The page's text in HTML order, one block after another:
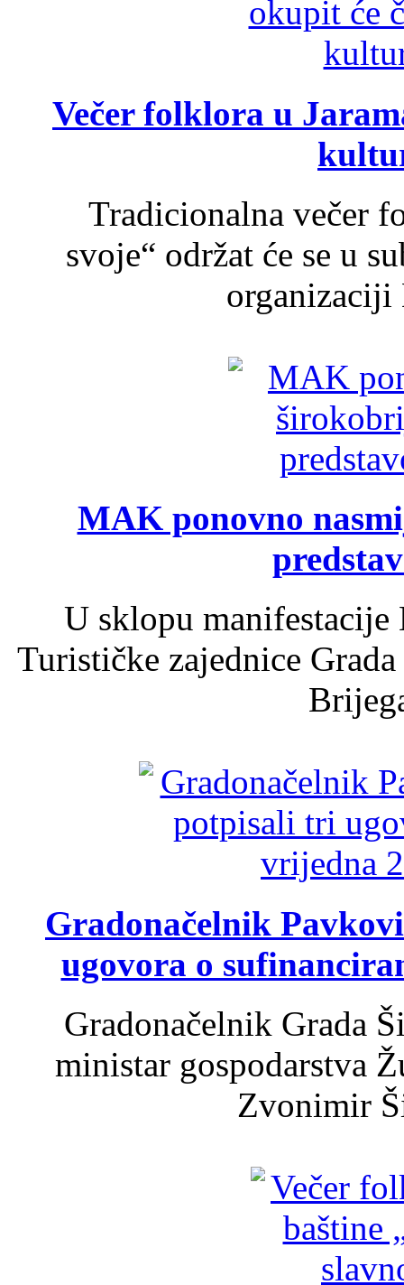
Večer folklora u
Tradicionalna večer
svoje“ održat će se u
organizaciji
MAK ponovno
U sklopu
Turističke zajednice
Gradonačelnik
ugovora o
Gradonačelnik Grada
ministar gospodarstva
Zvonimir